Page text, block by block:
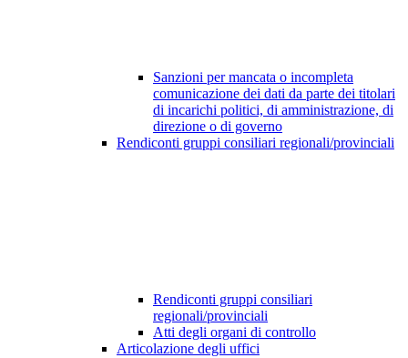
Sanzioni per mancata o incompleta
comunicazione dei dati da parte dei titolari
di incarichi politici, di amministrazione, di
direzione o di governo
Rendiconti gruppi consiliari regionali/provinciali
Rendiconti gruppi consiliari
regionali/provinciali
Atti degli organi di controllo
Articolazione degli uffici